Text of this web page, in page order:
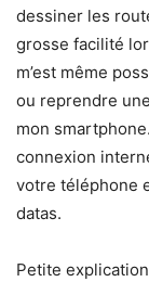
dessiner les
grosse facilité
m’est même
ou reprendre
mon
connexion
votre téléphone
datas.
Petite